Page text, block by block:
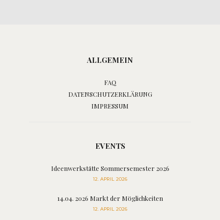
ALLGEMEIN
FAQ
DATENSCHUTZERKLÄRUNG
IMPRESSUM
EVENTS
Ideenwerkstätte Sommersemester 2026
12. APRIL 2026
14.04. 2026 Markt der Möglichkeiten
12. APRIL 2026